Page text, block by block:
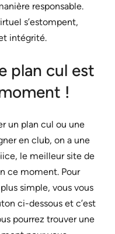
responsable.
s’estompent,
intégrité.
plan cul est
!
un plan cul ou une
en club, on a une
le meilleur site de
ce moment. Pour
simple, vous vous
ci-dessous et c’est
pourrez trouver une